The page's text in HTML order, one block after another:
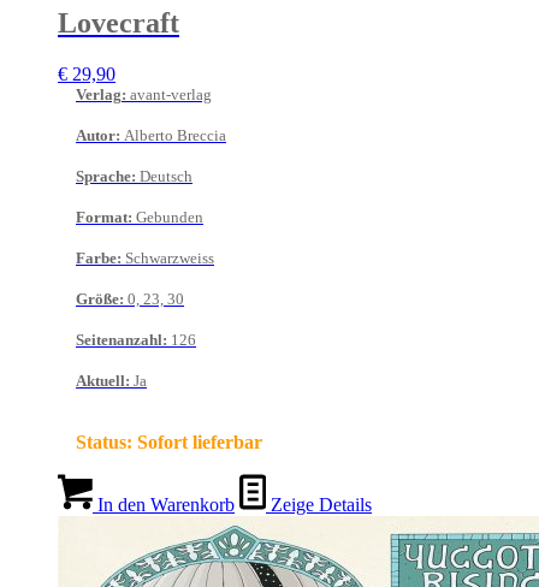
Lovecraft
€ 29,90
Verlag: avant-verlag
Autor: Alberto Breccia
Sprache: Deutsch
Format: Gebunden
Farbe: Schwarzweiss
Größe: 0, 23, 30
Seitenanzahl: 126
Aktuell: Ja
Status: Sofort lieferbar
In den Warenkorb Zeige Details